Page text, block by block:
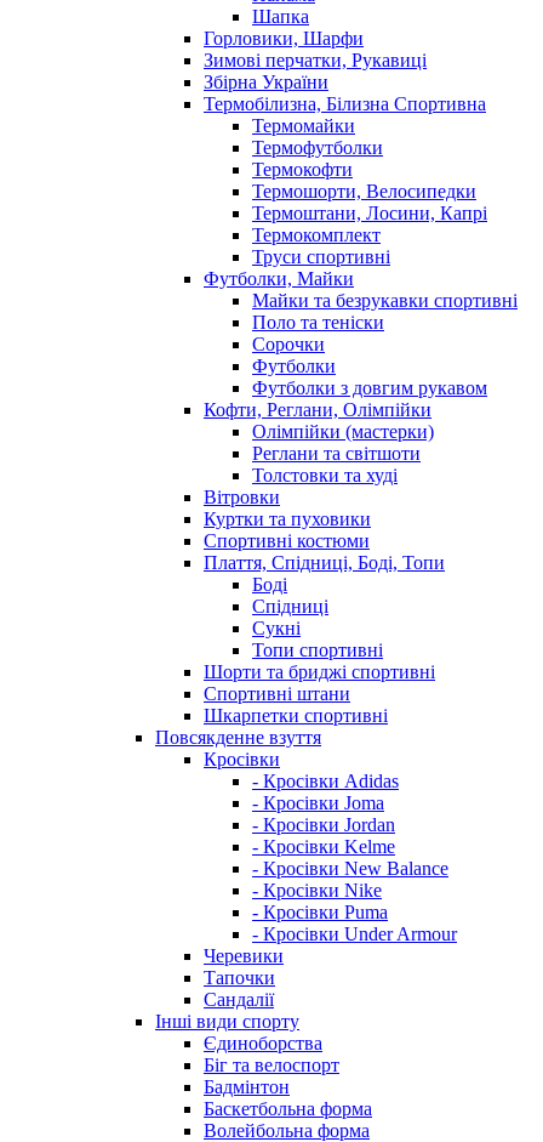
Шапка
Горловики, Шарфи
Зимові перчатки, Рукавиці
Збірна України
Термобілизна, Білизна Спортивна
Термомайки
Термофутболки
Термокофти
Термошорти, Велосипедки
Термоштани, Лосини, Капрі
Термокомплект
Труси спортивні
Футболки, Майки
Майки та безрукавки спортивні
Поло та теніски
Сорочки
Футболки
Футболки з довгим рукавом
Кофти, Реглани, Олімпійки
Олімпійки (мастерки)
Реглани та світшоти
Толстовки та худі
Вітровки
Куртки та пуховики
Спортивні костюми
Плаття, Спідниці, Боді, Топи
Боді
Спідниці
Сукні
Топи спортивні
Шорти та бриджі спортивні
Спортивні штани
Шкарпетки спортивні
Повсякденне взуття
Кросівки
- Кросівки Adidas
- Кросівки Joma
- Кросівки Jordan
- Кросівки Kelme
- Кросівки New Balance
- Кросівки Nike
- Кросівки Puma
- Кросівки Under Armour
Черевики
Тапочки
Сандалії
Інші види спорту
Єдиноборства
Біг та велоспорт
Бадмінтон
Баскетбольна форма
Волейбольна форма